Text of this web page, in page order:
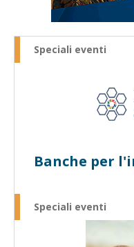
Speciali eventi
Banche per
Speciali eventi